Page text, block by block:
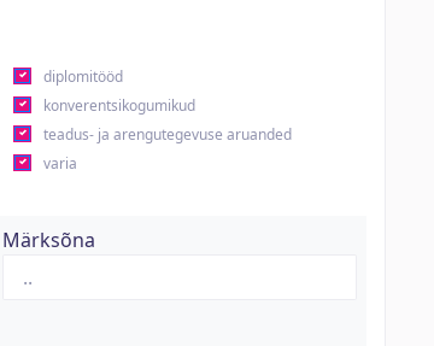
diplomitööd
konverentsikogumikud
teadus- ja arengutegevuse aruanded
varia
Märksõna